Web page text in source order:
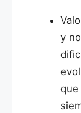
y
que